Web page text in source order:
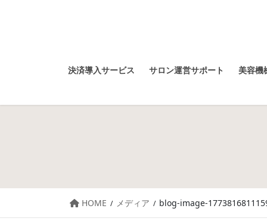
決済導入サービス サロン運営サポート 美容機
HOME メディア blog-image-